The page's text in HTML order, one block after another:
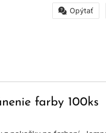
Opýtať
farby 100ks